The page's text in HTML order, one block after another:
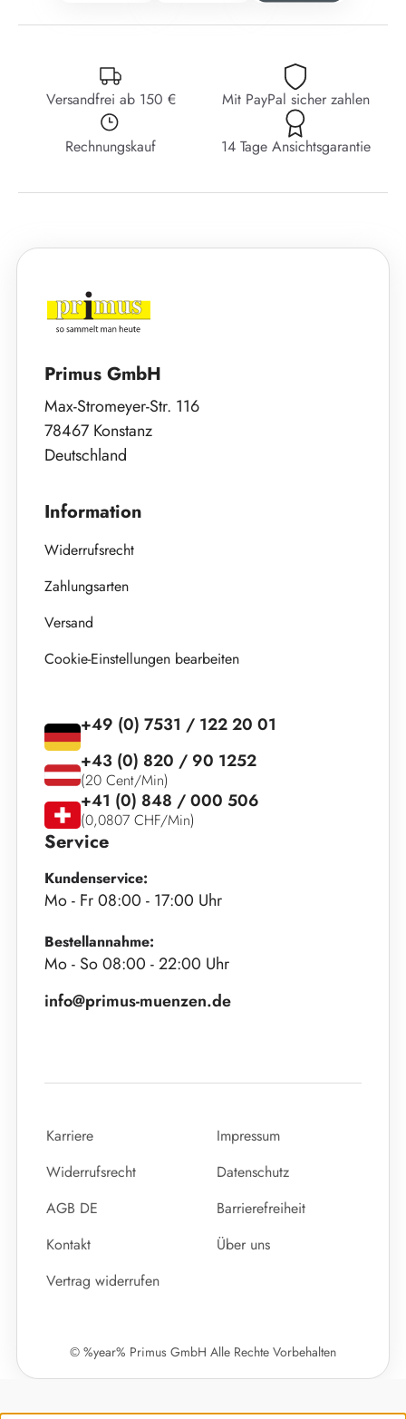
Versandfrei ab 150 € Mit PayPal sicher zahlen
Rechnungskauf 14 Tage Ansichtsgarantie
Primus GmbH
Max-Stromeyer-Str. 116
78467 Konstanz
Deutschland
Information
Widerrufsrecht
Zahlungsarten
Versand
Cookie-Einstellungen bearbeiten
Service
Kundenservice:
Mo - Fr 08:00 - 17:00 Uhr
Bestellannahme:
Mo - So 08:00 - 22:00 Uhr
info@primus-muenzen.de
+49 (0) 7531 / 122 20 01
+43 (0) 820 / 90 1252
(20 Cent/Min)
+41 (0) 848 / 000 506
(0,0807 CHF/Min)
Karriere
Impressum
Widerrufsrecht
Datenschutz
AGB DE
Barrierefreiheit
Kontakt
Über uns
Vertrag widerrufen
© %year% Primus GmbH Alle Rechte Vorbehalten